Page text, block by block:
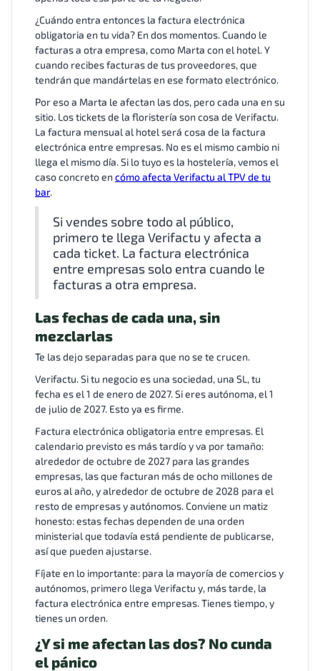
¿Cuándo entra entonces la factura electrónica
obligatoria en tu vida? En dos momentos. Cuando le
facturas a otra empresa, como Marta con el hotel. Y
cuando recibes facturas de tus proveedores, que
tendrán que mandártelas en ese formato electrónico.
Por eso a Marta le afectan las dos, pero cada una en su
sitio. Los tickets de la floristería son cosa de Verifactu.
La factura mensual al hotel será cosa de la factura
electrónica entre empresas. No es el mismo cambio ni
llega el mismo día. Si lo tuyo es la hostelería, vemos el
caso concreto encómo afecta Verifactu al TPV de tu
bar.
Si vendes sobre todo al público,
primero te llega Verifactu y afecta a
cada ticket. La factura electrónica
entre empresas solo entra cuando le
facturas a otra empresa.
Las fechas de cada una, sin
mezclarlas
Te las dejo separadas para que no se te crucen.
Verifactu. Si tu negocio es una sociedad, una SL, tu
fecha es el 1 de enero de 2027. Si eres autónoma, el 1
de julio de 2027. Esto ya es firme.
Factura electrónica obligatoria entre empresas. El
calendario previsto es más tardío y va por tamaño:
alrededor de octubre de 2027 para las grandes
empresas, las que facturan más de ocho millones de
euros al año, y alrededor de octubre de 2028 para el
resto de empresas y autónomos. Conviene un matiz
honesto: estas fechas dependen de una orden
ministerial que todavía está pendiente de publicarse,
así que pueden ajustarse.
Fíjate en lo importante: para la mayoría de comercios y
autónomos, primero llega Verifactu y, más tarde, la
factura electrónica entre empresas. Tienes tiempo, y
tienes un orden.
¿Y si me afectan las dos? No cunda
el pánico